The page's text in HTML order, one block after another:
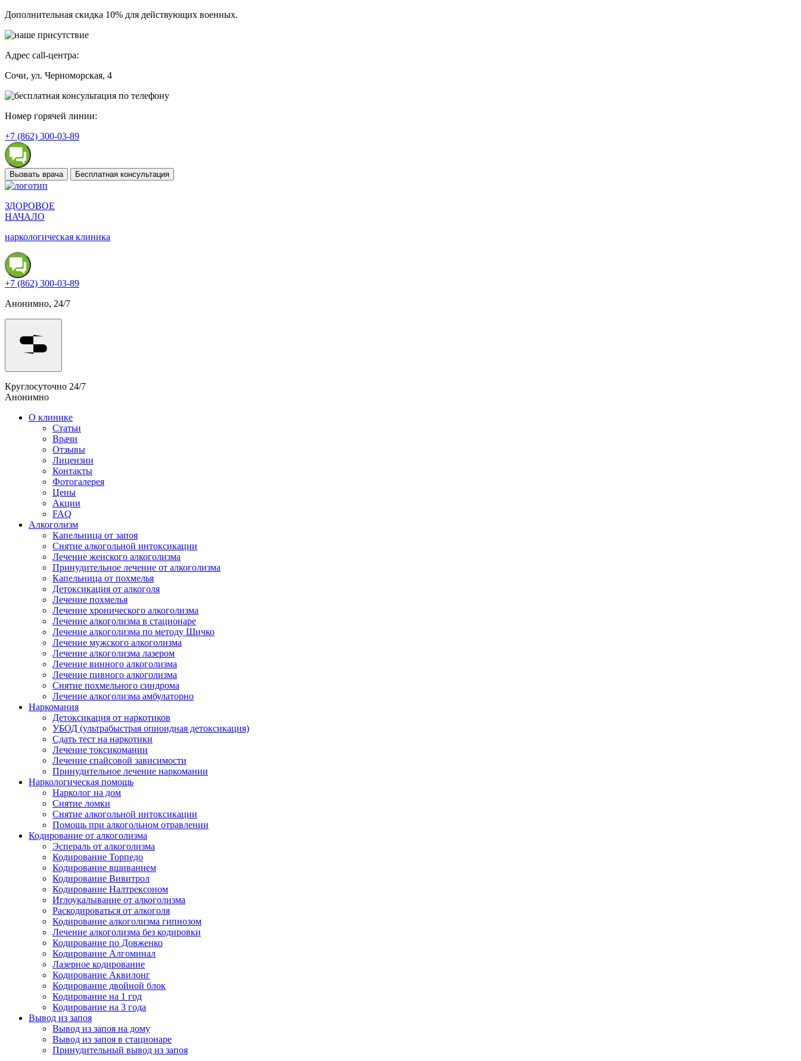
Дополнительная скидка 10% для действующих военных.
Адрес call-центра:
Сочи, ул. Черноморская, 4
Номер горячей линии:
+7 (862) 300-03-89
Вызвать врача Бесплатная консультация
ЗДОРОВОЕ
НАЧАЛО
наркологическая клиника
+7 (862) 300-03-89
Анонимно, 24/7
Круглосуточно 24/7
Анонимно
О клинике
Статьи
Врачи
Отзывы
Лицензии
Контакты
Фотогалерея
Цены
Акции
FAQ
Алкоголизм
Капельница от запоя
Снятие алкогольной интоксикации
Лечение женского алкоголизма
Принудительное лечение от алкоголизма
Капельница от похмелья
Детоксикация от алкоголя
Лечение похмелья
Лечение хронического алкоголизма
Лечение алкоголизма в стационаре
Лечение алкоголизма по методу Шичко
Лечение мужского алкоголизма
Лечение алкоголизма лазером
Лечение винного алкоголизма
Лечение пивного алкоголизма
Снятие похмельного синдрома
Лечение алкоголизма амбулаторно
Наркомания
Детоксикация от наркотиков
УБОД (ультрабыстрая опиоидная детоксикация)
Сдать тест на наркотики
Лечение токсикомании
Лечение спайсовой зависимости
Принудительное лечение наркомании
Наркологическая помощь
Нарколог на дом
Снятие ломки
Снятие алкогольной интоксикации
Помощь при алкогольном отравлении
Кодирование от алкоголизма
Эспераль от алкоголизма
Кодирование Торпедо
Кодирование вшиванием
Кодирование Вивитрол
Кодирование Налтрексоном
Иглоукалывание от алкоголизма
Раскодироваться от алкоголя
Кодирование алкоголизма гипнозом
Лечение алкоголизма без кодировки
Кодирование по Довженко
Кодирование Алгоминал
Лазерное кодирование
Кодирование Аквилонг
Кодирование двойной блок
Кодирование на 1 год
Кодирование на 3 года
Вывод из запоя
Вывод из запоя на дому
Вывод из запоя в стационаре
Принудительный вывод из запоя